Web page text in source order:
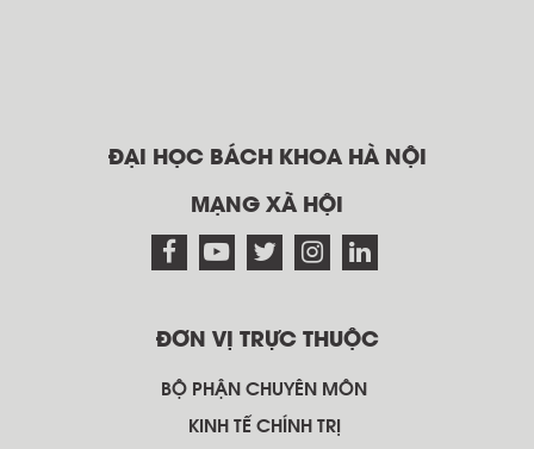
ĐẠI HỌC BÁCH KHOA HÀ NỘI
MẠNG XÃ HỘI
ĐƠN VỊ TRỰC THUỘC
BỘ PHẬN CHUYÊN MÔN
KINH TẾ CHÍNH TRỊ